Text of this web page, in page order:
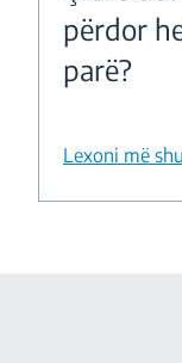
përdor
parë?
Lexoni më